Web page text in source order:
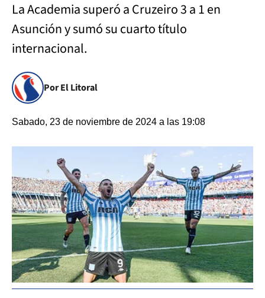
La Academia superó a Cruzeiro 3 a 1 en
Asunción y sumó su cuarto título
internacional.
Por El Litoral
Sabado, 23 de noviembre de 2024 a las 19:08